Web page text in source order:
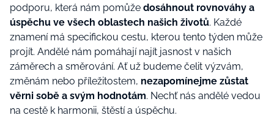
podporu, která nám pomůže dosáhnout rovnováhy a
úspěchu ve všech oblastech našich životů. Každé
znamení má specifickou cestu, kterou tento týden může
projít. Andělé nám pomáhají najít jasnost v našich
záměrech a směrování. Ať už budeme čelit výzvám,
změnám nebo příležitostem, nezapomínejme zůstat
věrni sobě a svým hodnotám. Nechť nás andělé vedou
na cestě k harmonii, štěstí a úspěchu.